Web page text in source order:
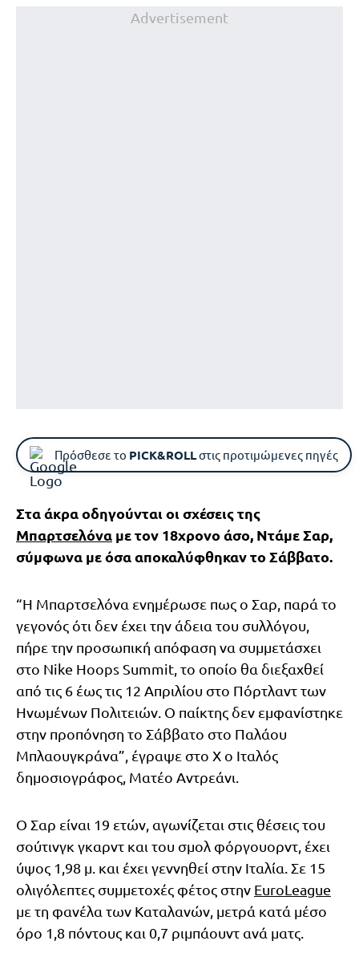
Advertisement
Πρόσθεσε το PICK&ROLLστις προτιμώμενες πηγές
Στα άκρα οδηγούνται οι σχέσεις της
Μπαρτσελόνα με τον 18χρονο άσο, Ντάμε Σαρ,
σύμφωνα με όσα αποκαλύφθηκαν το Σάββατο.
“Η Μπαρτσελόνα ενημέρωσε πως ο Σαρ, παρά το
γεγονός ότι δεν έχει την άδεια του συλλόγου,
πήρε την προσωπική απόφαση να συμμετάσχει
στο Nike Hoops Summit, το οποίο θα διεξαχθεί
από τις 6 έως τις 12 Απριλίου στο Πόρτλαντ των
Ηνωμένων Πολιτειών. Ο παίκτης δεν εμφανίστηκε
στην προπόνηση το Σάββατο στο Παλάου
Μπλαουγκράνα”, έγραψε στο Χ ο Ιταλός
δημοσιογράφος, Ματέο Αντρεάνι.
Ο Σαρ είναι 19 ετών, αγωνίζεται στις θέσεις του
σούτινγκ γκαρντ και του σμολ φόργουορντ, έχει
ύψος 1,98 μ. και έχει γεννηθεί στην Ιταλία. Σε 15
ολιγόλεπτες συμμετοχές φέτος στην EuroLeague
με τη φανέλα των Καταλανών, μετρά κατά μέσο
όρο 1,8 πόντους και 0,7 ριμπάουντ ανά ματς.